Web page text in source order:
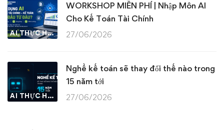
AI THỰC HÀNH
WORKSHOP MIỄN PHÍ | Nhập Môn AI
Cho Kế Toán Tài Chính
27/06/2026
AI THỰC HÀNH
Nghề kế toán sẽ thay đổi thế nào trong
15 năm tới
27/06/2026